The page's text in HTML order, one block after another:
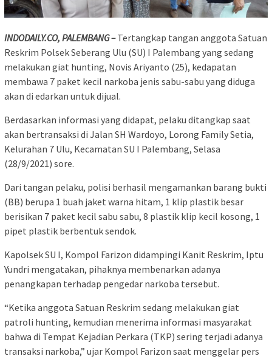
INDODAILY.CO, PALEMBANG –Tertangkap tangan anggota Satuan
Reskrim Polsek Seberang Ulu (SU) I Palembang yang sedang
melakukan giat hunting, Novis Ariyanto (25), kedapatan
membawa 7 paket kecil narkoba jenis sabu-sabu yang diduga
akan di edarkan untuk dijual.
Berdasarkan informasi yang didapat, pelaku ditangkap saat
akan bertransaksi di Jalan SH Wardoyo, Lorong Family Setia,
Kelurahan 7 Ulu, Kecamatan SU I Palembang, Selasa
(28/9/2021) sore.
Dari tangan pelaku, polisi berhasil mengamankan barang bukti
(BB) berupa 1 buah jaket warna hitam, 1 klip plastik besar
berisikan 7 paket kecil sabu sabu, 8 plastik klip kecil kosong, 1
pipet plastik berbentuk sendok.
Kapolsek SU I, Kompol Farizon didampingi Kanit Reskrim, Iptu
Yundri mengatakan, pihaknya membenarkan adanya
penangkapan terhadap pengedar narkoba tersebut.
“Ketika anggota Satuan Reskrim sedang melakukan giat
patroli hunting, kemudian menerima informasi masyarakat
bahwa di Tempat Kejadian Perkara (TKP) sering terjadi adanya
transaksi narkoba,” ujar Kompol Farizon saat menggelar pers